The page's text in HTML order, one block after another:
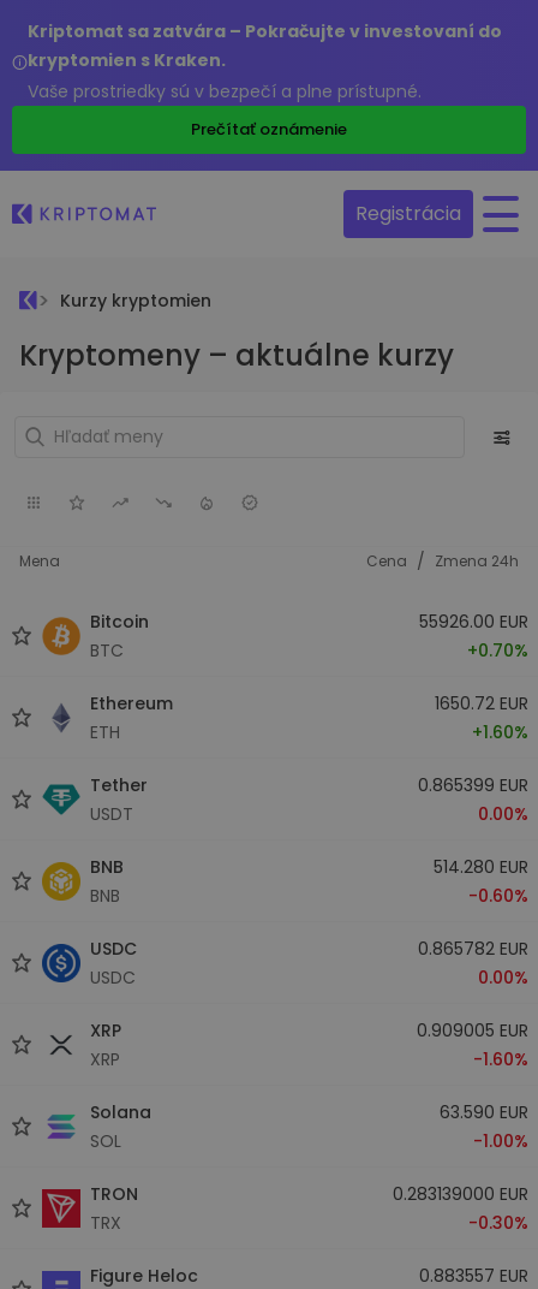
Kriptomat sa zatvára – Pokračujte v investovaní do
kryptomien s Kraken.
Vaše prostriedky sú v bezpečí a plne prístupné.
Prečítať oznámenie
Registrácia
Kurzy kryptomien
Kryptomeny – aktuálne kurzy
Mena Cena / Zmena 24h
Bitcoin
BTC
55926.00 EUR
+0.70%
Ethereum
ETH
1650.72 EUR
+1.60%
Tether
USDT
0.865399 EUR
0.00%
BNB
BNB
514.280 EUR
-0.60%
USDC
USDC
0.865782 EUR
0.00%
XRP
XRP
0.909005 EUR
-1.60%
Solana
SOL
63.590 EUR
-1.00%
TRON
TRX
0.283139000 EUR
-0.30%
Figure Heloc
0.883557 EUR